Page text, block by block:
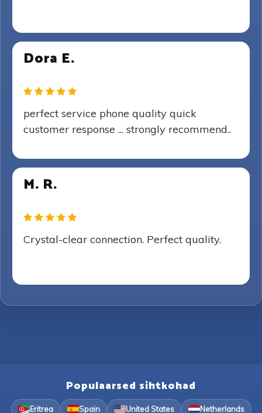
Dora E.
perfect service phone quality quick
customer response ... strongly recommend..
M. R.
Crystal-clear connection. Perfect quality.
Populaarsed sihtkohad
Eritrea Spain United States Netherlands